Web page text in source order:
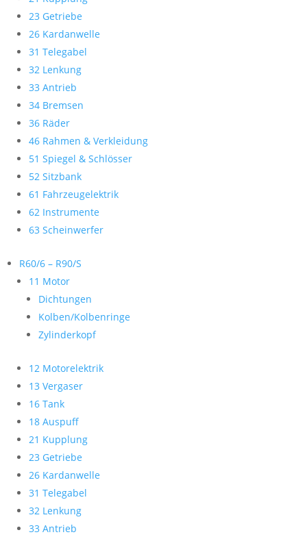
23 Getriebe
26 Kardanwelle
31 Telegabel
32 Lenkung
33 Antrieb
34 Bremsen
36 Räder
46 Rahmen & Verkleidung
51 Spiegel & Schlösser
52 Sitzbank
61 Fahrzeugelektrik
62 Instrumente
63 Scheinwerfer
R60/6 – R90/S
11 Motor
Dichtungen
Kolben/Kolbenringe
Zylinderkopf
12 Motorelektrik
13 Vergaser
16 Tank
18 Auspuff
21 Kupplung
23 Getriebe
26 Kardanwelle
31 Telegabel
32 Lenkung
33 Antrieb